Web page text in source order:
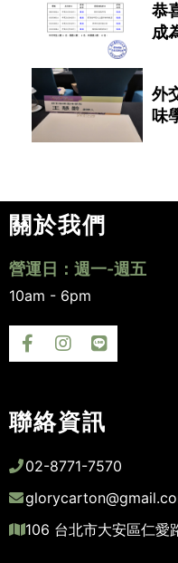
恭
成
外
味
關於我們
營運日：週一-週五
10am - 6pm
聯絡資訊
02-8771-7570
106 台北市大安區仁愛